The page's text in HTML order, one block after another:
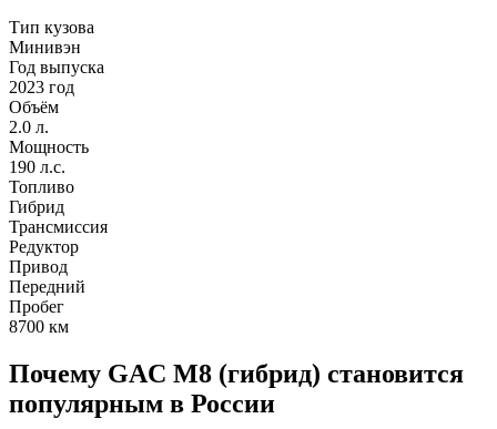
Тип кузова
Минивэн
Год выпуска
2023 год
Объём
2.0 л.
Мощность
190 л.с.
Топливо
Гибрид
Трансмиссия
Редуктор
Привод
Передний
Пробег
8700 км
Почему GAC M8 (гибрид) становится
популярным в России